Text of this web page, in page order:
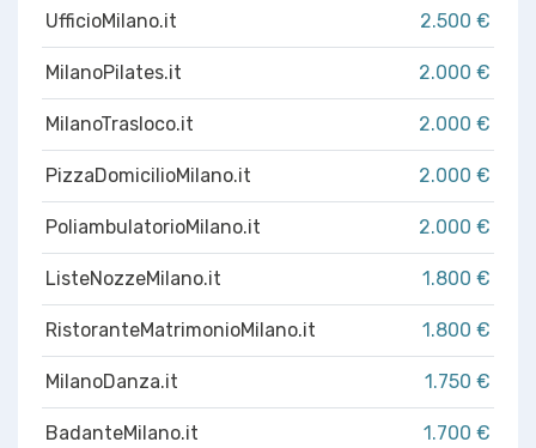
UfficioMilano.it 2.500 €
MilanoPilates.it 2.000 €
MilanoTrasloco.it 2.000 €
PizzaDomicilioMilano.it 2.000 €
PoliambulatorioMilano.it 2.000 €
ListeNozzeMilano.it 1.800 €
RistoranteMatrimonioMilano.it 1.800 €
MilanoDanza.it 1.750 €
BadanteMilano.it 1.700 €